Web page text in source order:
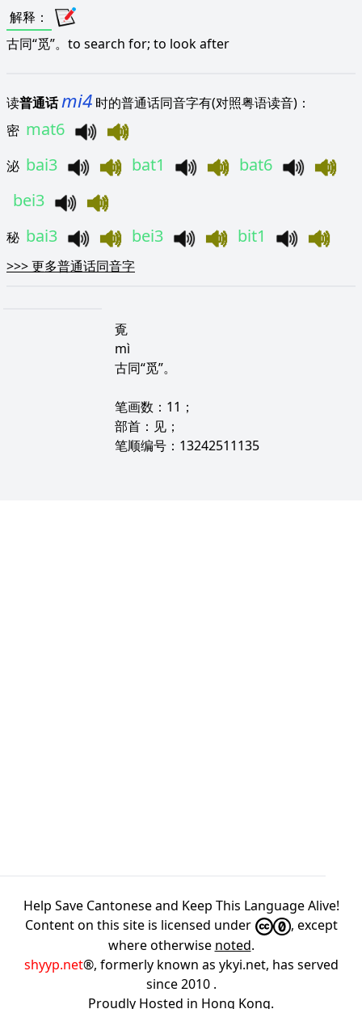
解释 ：
古同“觅”。to search for; to look after
读普通话mi4 时的普通话同音字有(对照粤语读音)：
密 mat6
泌 bai3 bat1
bat6
bei3
秘 bai3 bei3 bit1
>>>更多普通话同音字
覔
mì
古同“觅”。
笔画数：11；
部首：见；
笔顺编号：13242511135
Help Save Cantonese and Keep This Language Alive!
Content on this site is licensed under
, except
where otherwise noted.
shyyp.net®, formerly known as ykyi.net, has served
since 2010 .
Proudly Hosted in Hong Kong.